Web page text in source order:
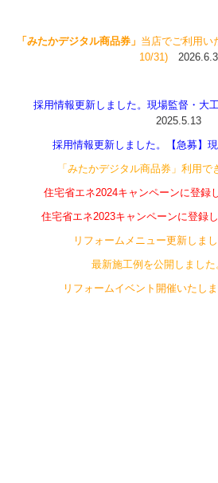
「みたかデジタル商品券」 当店でご利用い
10/31)2026.6.3
採用情報更新しました。 現場監督 ・ 大工
2025.5.13
採用情報更新しました。
【急募】
「みたかデジタル商品券 」利用で
住宅省エネ2024キャンペーンに登録
住宅省エネ2023キャンペーンに登録し
リフォームメニュー更新しまし
最新施工例を公開しました
リフォームイベント開催いたしま